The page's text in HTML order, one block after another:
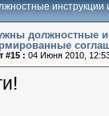
должностные
#15 : 04 Июня 2010,